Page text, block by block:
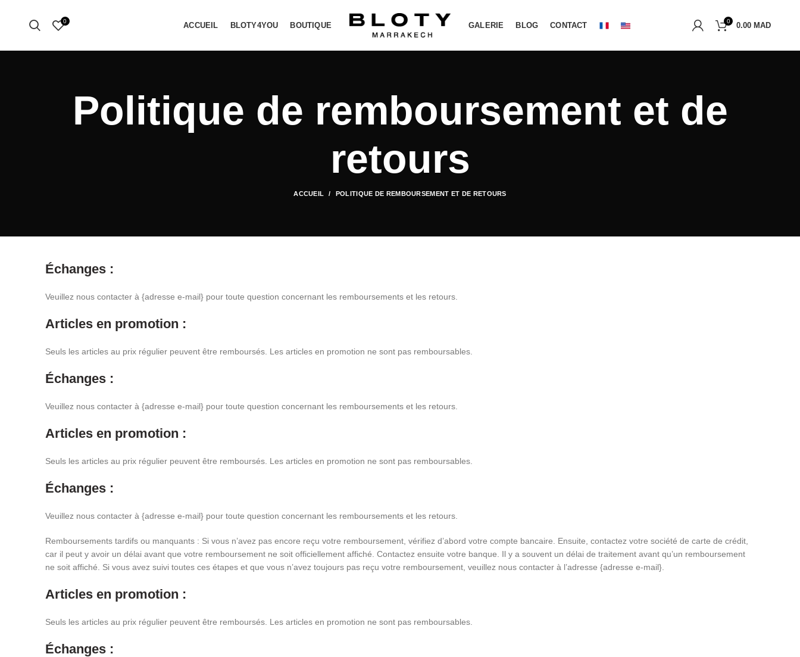
0 ACCUEIL BLOTY4YOU BOUTIQUE GALERIE BLOG CONTACT 0 0.00 MAD
Politique de remboursement et de
retours
ACCUEIL POLITIQUE DE REMBOURSEMENT ET DE RETOURS
Échanges :
Veuillez nous contacter à {adresse e-mail} pour toute question concernant les remboursements et les retours.
Articles en promotion :
Seuls les articles au prix régulier peuvent être remboursés. Les articles en promotion ne sont pas remboursables.
Échanges :
Veuillez nous contacter à {adresse e-mail} pour toute question concernant les remboursements et les retours.
Articles en promotion :
Seuls les articles au prix régulier peuvent être remboursés. Les articles en promotion ne sont pas remboursables.
Échanges :
Veuillez nous contacter à {adresse e-mail} pour toute question concernant les remboursements et les retours.
Remboursements tardifs ou manquants : Si vous n’avez pas encore reçu votre remboursement, vérifiez d’abord votre compte bancaire. Ensuite, contactez votre société de carte de crédit,
car il peut y avoir un délai avant que votre remboursement ne soit officiellement affiché. Contactez ensuite votre banque. Il y a souvent un délai de traitement avant qu’un remboursement
ne soit affiché. Si vous avez suivi toutes ces étapes et que vous n’avez toujours pas reçu votre remboursement, veuillez nous contacter à l’adresse {adresse e-mail}.
Articles en promotion :
Seuls les articles au prix régulier peuvent être remboursés. Les articles en promotion ne sont pas remboursables.
Échanges :